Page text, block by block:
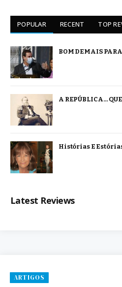
POPULAR RECENT TOP
BOM DEMAIS
A REPÚBLICA…
Histórias E
Latest Reviews
ARTIGOS